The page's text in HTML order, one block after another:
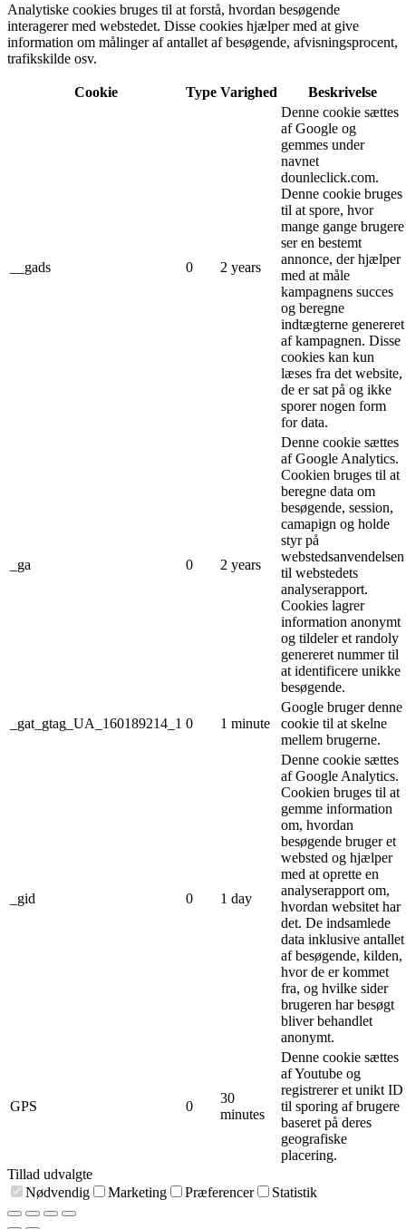
Analytiske cookies bruges til at forstå, hvordan besøgende
interagerer med webstedet. Disse cookies hjælper med at give
information om målinger af antallet af besøgende, afvisningsprocent,
trafikskilde osv.
Cookie Type Varighed Beskrivelse
__gads 0 2 years
Denne cookie sættes
af Google og
gemmes under
navnet
dounleclick.com.
Denne cookie bruges
til at spore, hvor
mange gange brugere
ser en bestemt
annonce, der hjælper
med at måle
kampagnens succes
og beregne
indtægterne genereret
af kampagnen. Disse
cookies kan kun
læses fra det website,
de er sat på og ikke
sporer nogen form
for data.
_ga 0 2 years
Denne cookie sættes
af Google Analytics.
Cookien bruges til at
beregne data om
besøgende, session,
camapign og holde
styr på
webstedsanvendelsen
til webstedets
analyserapport.
Cookies lagrer
information anonymt
og tildeler et randoly
genereret nummer til
at identificere unikke
besøgende.
_gat_gtag_UA_160189214_1 0 1 minute
Google bruger denne
cookie til at skelne
mellem brugerne.
_gid 0 1 day
Denne cookie sættes
af Google Analytics.
Cookien bruges til at
gemme information
om, hvordan
besøgende bruger et
websted og hjælper
med at oprette en
analyserapport om,
hvordan websitet har
det. De indsamlede
data inklusive antallet
af besøgende, kilden,
hvor de er kommet
fra, og hvilke sider
brugeren har besøgt
bliver behandlet
anonymt.
GPS 0
30
minutes
Denne cookie sættes
af Youtube og
registrerer et unikt ID
til sporing af brugere
baseret på deres
geografiske
placering.
Tillad udvalgte
Nødvendig
Marketing Præferencer Statistik